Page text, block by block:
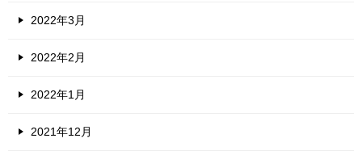
2022年3月
2022年2月
2022年1月
2021年12月